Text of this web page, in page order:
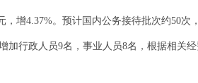
增4.37%。预计国内公务接待批次约50次
行政人员9名，事业人员8名，根据相关